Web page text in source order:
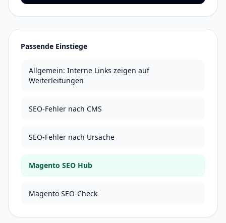
Passende Einstiege
Allgemein: Interne Links zeigen auf
Weiterleitungen
SEO-Fehler nach CMS
SEO-Fehler nach Ursache
Magento SEO Hub
Magento SEO-Check